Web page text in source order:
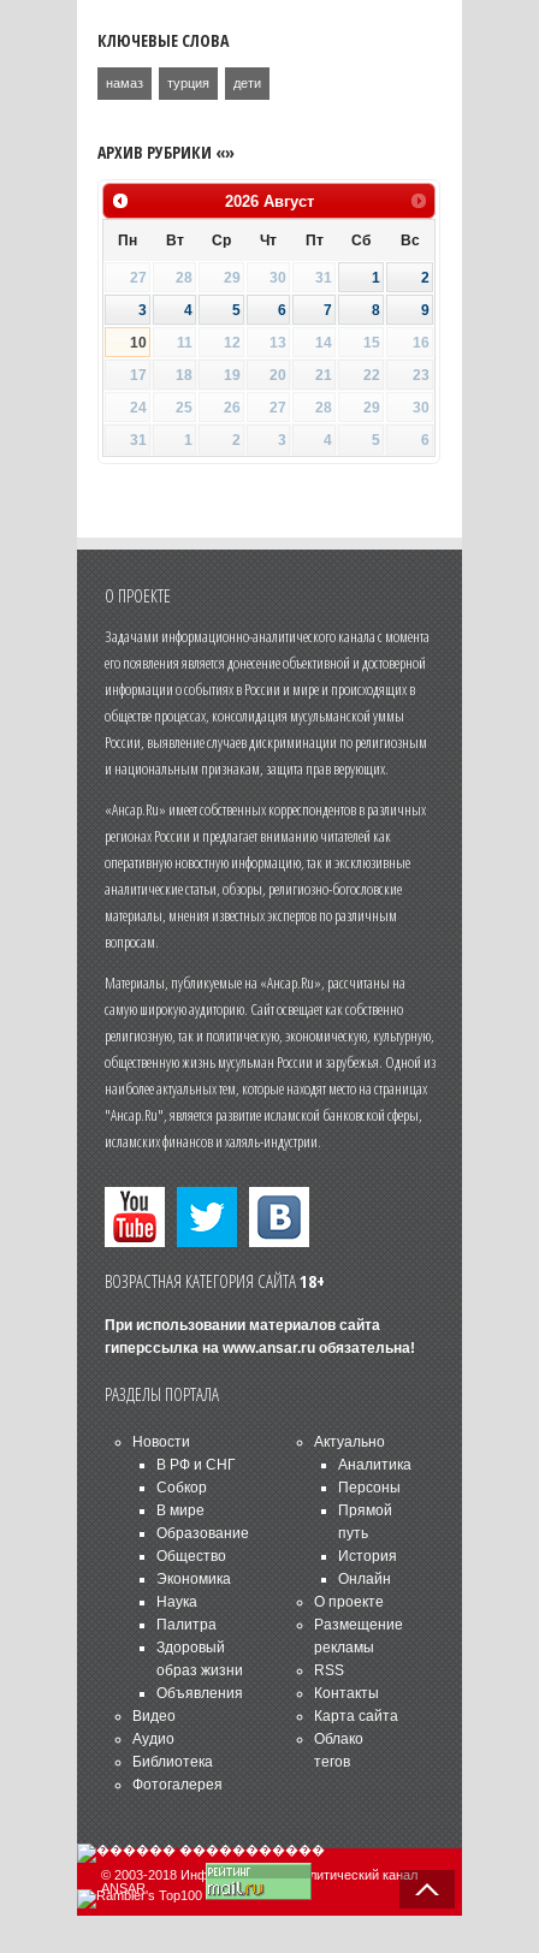
КЛЮЧЕВЫЕ СЛОВА
намаз турция дети
АРХИВ РУБРИКИ «»
2026 Август
Пн Вт Ср Чт Пт Сб Вс
27 28 29 30 31 1
2
3
4 5 6 7 8
9
10
11 12 13 14 15
16
17
18 19 20 21 22
23
24
25 26 27 28 29
30
31
1 2 3 4 5 6
О ПРОЕКТЕ
Задачами информационно-аналитического канала с момента
его появления является донесение объективной и достоверной
информации о событиях в России и мире и происходящих в
обществе процессах, консолидация мусульманской уммы
России, выявление случаев дискриминации по религиозным
и национальным признакам, защита прав верующих.
«Ансар.Ru» имеет собственных корреспондентов в различных
регионах России и предлагает вниманию читателей как
оперативную новостную информацию, так и эксклюзивные
аналитические статьи, обзоры, религиозно-богословские
материалы, мнения известных экспертов по различным
вопросам.
Материалы, публикуемые на «Ансар.Ru», рассчитаны на
самую широкую аудиторию. Сайт освещает как собственно
религиозную, так и политическую, экономическую, культурную,
общественную жизнь мусульман России и зарубежья. Одной из
наиболее актуальных тем, которые находят место на страницах
"Ансар.Ru", является развитие исламской банковской сферы,
исламских финансов и халяль-индустрии.
ВОЗРАСТНАЯ КАТЕГОРИЯ САЙТА18+
При использовании материалов сайта
гиперссылка на www.ansar.ruобязательна!
РАЗДЕЛЫ ПОРТАЛА
Новости
В РФ и СНГ
Собкор
В мире
Образование
Общество
Экономика
Наука
Палитра
Здоровый
образ жизни
Объявления
Видео
Аудио
Библиотека
Фотогалерея
Актуально
Аналитика
Персоны
Прямой
путь
История
Онлайн
О проекте
Размещение
рекламы
RSS
Контакты
Карта сайта
Облако
тегов
© 2003-2018 Информационно-аналитический канал
ANSAR